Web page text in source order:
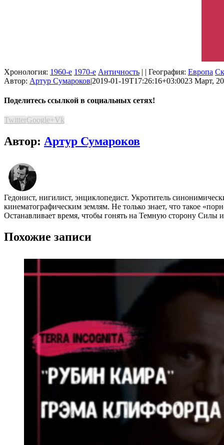
Хронология: 1960-е 1970-е Античность | | География: Европа
Автор: Артур Сумароков|2019-01-19T17:26:16+03:0023 Март,
Поделитесь ссылкой в социальных сетях!
TwitterGoogle+Vk
Автор: Артур Сумароков
Гедонист, нигилист, энциклопедист. Укротитель
кинематографическим землям. Не только знает, что такое
Останавливает время, чтобы гонять на Темную сторону Силы
Похожие записи